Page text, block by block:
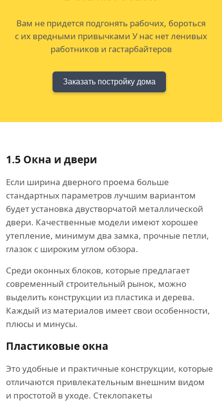
Вам не придется подгонять рабочих, бороться
с их вредными привычками У нас нет ленивых
работников и гастарбайтеров
Заказать постройку дома
1.5 Окна и двери
Если ширина дверного проема больше
стандартных параметров лучшим вариантом
будет установка двустворчатой металлической
двери. Качественные модели имеют хорошее
утепление, минимум два замка, прочные петли,
глазок с широким углом обзора.
Среди оконных блоков, которые предлагает
современный строительный рынок, можно
выделить конструкции из пластика и дерева.
Каждый из материалов имеет свои особенности,
плюсы и минусы.
Пластиковые окна
Это удобные и практичные конструкции, которые
отличаются привлекательным внешним видом
и простотой в уходе. Стеклопакеты